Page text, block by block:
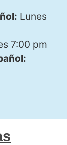
Lunes
7:00 pm